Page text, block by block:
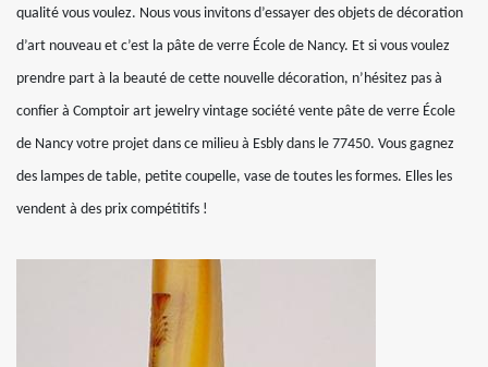
qualité vous voulez. Nous vous invitons d’essayer des objets de décoration
d’art nouveau et c’est la pâte de verre École de Nancy. Et si vous voulez
prendre part à la beauté de cette nouvelle décoration, n’hésitez pas à
confier à Comptoir art jewelry vintage société vente pâte de verre École
de Nancy votre projet dans ce milieu à Esbly dans le 77450. Vous gagnez
des lampes de table, petite coupelle, vase de toutes les formes. Elles les
vendent à des prix compétitifs !